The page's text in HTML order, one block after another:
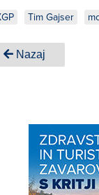
Tim Gajser
Nazaj